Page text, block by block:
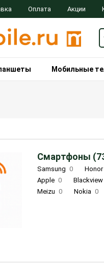
Оплата Акции
Мобильные
Смартфоны
Samsung 0 Honor
Apple 0 Blackview
Meizu 0 Nokia 0